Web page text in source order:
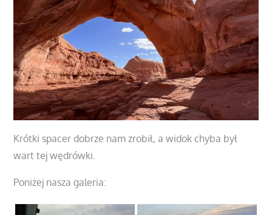
Krótki spacer dobrze nam zrobił, a widok chyba był
wart tej wędrówki.
Poniżej nasza galeria: